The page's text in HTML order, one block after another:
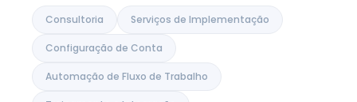
Consultoria Serviços de Implementação
Configuração de Conta
Automação de Fluxo de Trabalho